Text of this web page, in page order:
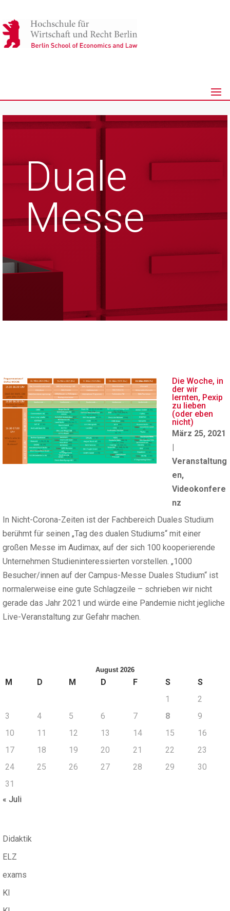
Duale
Messe
Die Woche, in
der wir
lernten, Pexip
zu lieben
(oder eben
nicht)
März 25, 2021
|
Veranstaltung
en,
Videokonfere
nz
In Nicht-Corona-Zeiten ist der Fachbereich Duales Studium
berühmt für seinen „Tag des dualen Studiums“ mit einer
großen Messe im Audimax, auf der sich 100 kooperierende
Unternehmen Studieninteressierten vorstellen. „1000
Besucher/innen auf der Campus-Messe Duales Studium“ ist
normalerweise eine gute Schlagzeile – schrieben wir nicht
gerade das Jahr 2021 und würde eine Pandemie nicht jegliche
Live-Veranstaltung zur Gefahr machen.
August 2026
M D M D F S
S
1
2
3
4 5 6 7 8
9
10
11 12 13 14 15
16
17
18 19 20 21 22
23
24
25 26 27 28 29
30
31
« Juli
Didaktik
ELZ
exams
KI